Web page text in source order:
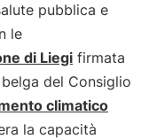
pubblica e
le
di Liegi firmata
del Consiglio
climatico
la capacità